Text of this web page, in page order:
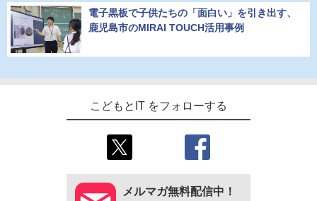
電子黒板で子供たちの「面白い」を引き出す、
鹿児島市のMIRAI TOUCH活用事例
こどもとIT をフォローする
メルマガ無料配信中！